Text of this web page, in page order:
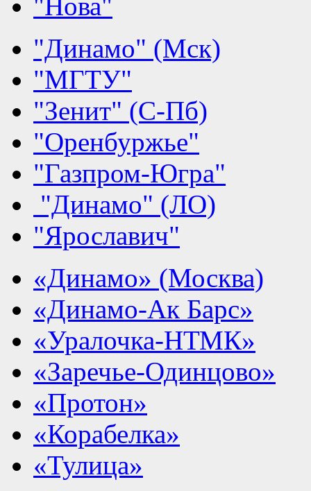
"Динамо" (Мск)
"МГТУ"
"Зенит" (С-Пб)
"Оренбуржье"
"Газпром-Югра"
"Динамо" (ЛО)
"Ярославич"
«Динамо» (Москва)
«Динамо-Ак Барс»
«Уралочка-НТМК»
«Заречье-Одинцово»
«Протон»
«Корабелка»
«Тулица»